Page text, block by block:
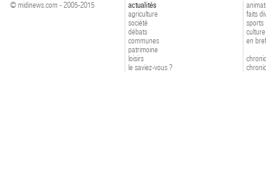
© midinews.com - 2005-2015
actualités
agriculture
société
débats
communes
patrimoine
loisirs
le saviez-vous ?
faits
sports
culture
en bref